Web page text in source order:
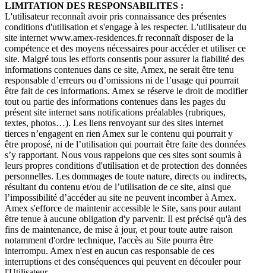
LIMITATION DES RESPONSABILITES :
L'utilisateur reconnaît avoir pris connaissance des présentes
conditions d'utilisation et s'engage à les respecter. L'utilisateur du
site internet www.amex-residences.fr reconnaît disposer de la
compétence et des moyens nécessaires pour accéder et utiliser ce
site. Malgré tous les efforts consentis pour assurer la fiabilité des
informations contenues dans ce site, Amex, ne serait être tenu
responsable d’erreurs ou d’omissions ni de l’usage qui pourrait
être fait de ces informations. Amex se réserve le droit de modifier
tout ou partie des informations contenues dans les pages du
présent site internet sans notifications préalables (rubriques,
textes, photos…). Les liens renvoyant sur des sites internet
tierces n’engagent en rien Amex sur le contenu qui pourrait y
être proposé, ni de l’utilisation qui pourrait être faite des données
s’y rapportant. Nous vous rappelons que ces sites sont soumis à
leurs propres conditions d'utilisation et de protection des données
personnelles. Les dommages de toute nature, directs ou indirects,
résultant du contenu et/ou de l’utilisation de ce site, ainsi que
l’impossibilité d’accéder au site ne peuvent incomber à Amex.
Amex s'efforce de maintenir accessible le Site, sans pour autant
être tenue à aucune obligation d'y parvenir. Il est précisé qu'à des
fins de maintenance, de mise à jour, et pour toute autre raison
notamment d'ordre technique, l'accès au Site pourra être
interrompu. Amex n'est en aucun cas responsable de ces
interruptions et des conséquences qui peuvent en découler pour